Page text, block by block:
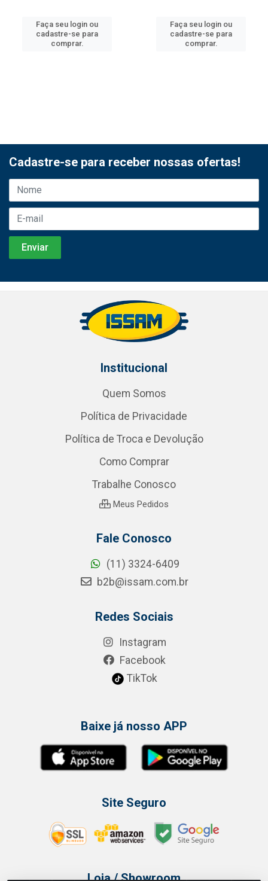
Faça seu login ou
cadastre-se para
comprar.
Faça seu login ou
cadastre-se para
comprar.
Cadastre-se para receber nossas ofertas!
Institucional
Quem Somos
Política de Privacidade
Política de Troca e Devolução
Como Comprar
Trabalhe Conosco
Meus Pedidos
Fale Conosco
(11) 3324-6409
b2b@issam.com.br
Redes Sociais
Instagram
Facebook
TikTok
Baixe já nosso APP
Site Seguro
Loja / Showroom